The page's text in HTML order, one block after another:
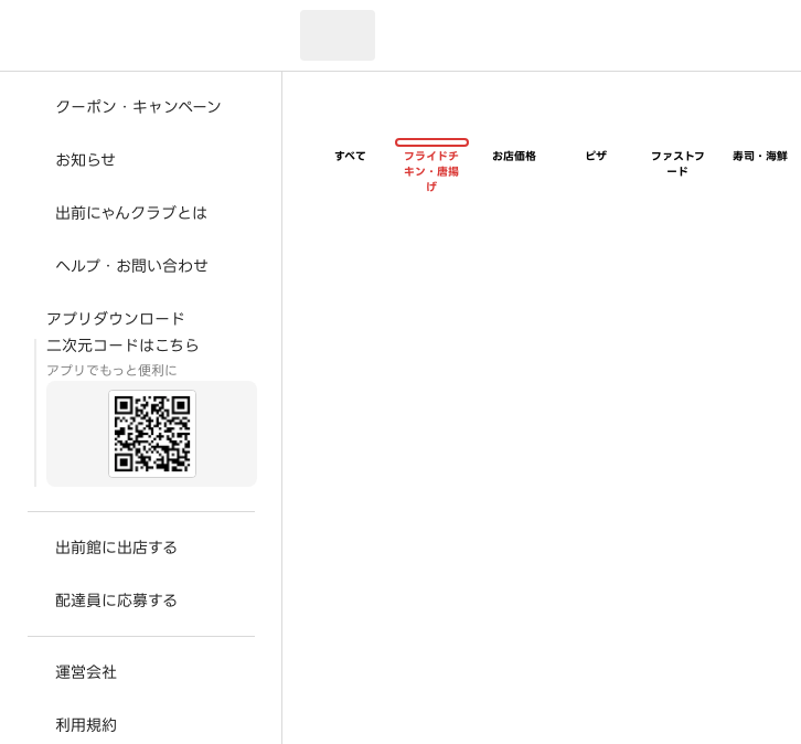
クーポン・キャンペーン
お知らせ
出前にゃんクラブとは
ヘルプ・お問い合わせ
アプリダウンロード
二次元コードはこちら
アプリでもっと便利に
出前館に出店する
配達員に応募する
運営会社
利用規約
すべて
フライドチ
キン・唐揚
げ
お店価格 ピザ
ファストフ
ード
寿司・海鮮